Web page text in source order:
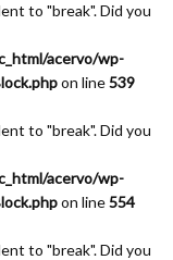
to "break". Did you
acervo/wp-
on line539
to "break". Did you
acervo/wp-
on line554
to "break". Did you